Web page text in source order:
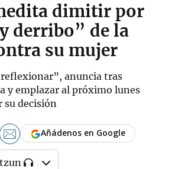
dimitir por
derribo” de la
su mujer
anuncia tras
y emplazar al próximo lunes
su decisión
Añádenos en Google